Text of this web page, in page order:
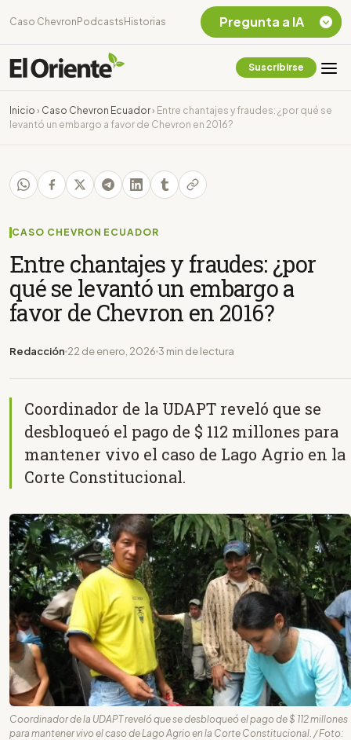
Caso Chevron Podcasts Historias
Suscribirse
Inicio › Caso Chevron Ecuador› Entre chantajes y fraudes: ¿por qué se
levantó un embargo a favor de Chevron en 2016?
CASO CHEVRON ECUADOR
Entre chantajes y fraudes: ¿por
qué se levantó un embargo a
favor de Chevron en 2016?
Redacción 22 de enero, 2026 3 min de lectura
Coordinador de la UDAPT reveló que se
desbloqueó el pago de $ 112 millones para
mantener vivo el caso de Lago Agrio en la
Corte Constitucional.
Coordinador de la UDAPT reveló que se desbloqueó el pago de $ 112 millones
para mantener vivo el caso de Lago Agrio en la Corte Constitucional. / Foto:
Pregunta a IA
Chevron Ecuador